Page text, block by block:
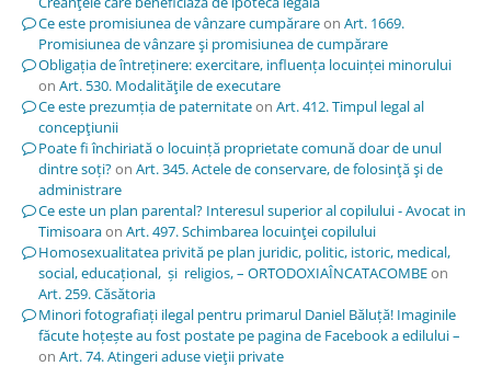
Ce este promisiunea de vânzare cumpărareon Art. 1669.
Promisiunea de vânzare şi promisiunea de cumpărare
Obligația de întreținere: exercitare, influența locuinței minorului
on Art. 530. Modalităţile de executare
Ce este prezumția de paternitateon Art. 412. Timpul legal al
concepţiunii
Poate fi închiriată o locuință proprietate comună doar de unul
dintre soți?on Art. 345. Actele de conservare, de folosinţă şi de
administrare
Ce este un plan parental? Interesul superior al copilului - Avocat in
Timisoaraon Art. 497. Schimbarea locuinţei copilului
Homosexualitatea privită pe plan juridic, politic, istoric, medical,
social, educațional, și religios, – ORTODOXIAÎNCATACOMBEon
Art. 259. Căsătoria
Minori fotografiați ilegal pentru primarul Daniel Băluță! Imaginile
făcute hoțește au fost postate pe pagina de Facebook a edilului –
on Art. 74. Atingeri aduse vieţii private